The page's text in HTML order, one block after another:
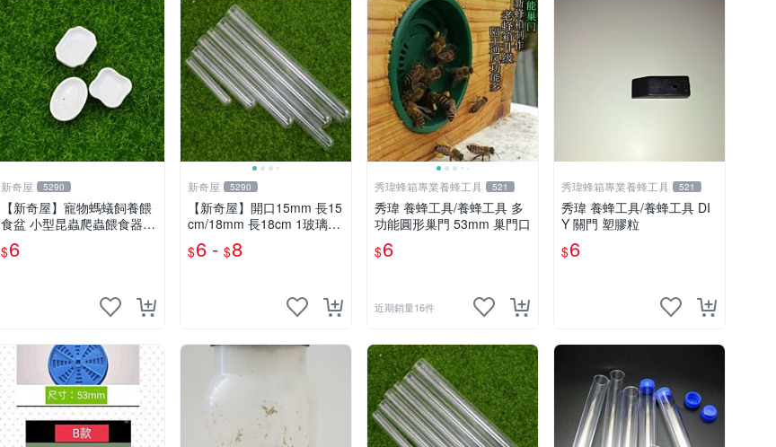
新奇屋 5290
【新奇屋】寵物螞蟻飼養餵
食盆 小型昆蟲爬蟲餵食器餵
水器(1個6元)
$6
新奇屋 5290
【新奇屋】開口15mm 長15
cm/18mm 長18cm 1玻璃試
管 試管巢 螞蟻繁殖保濕 寵
物螞蟻飼養繁殖
$6 - $8
秀瑋蜂箱專業養蜂工具 521
秀瑋 養蜂工具/養蜂工具 多
功能圓形巢門 53mm 巢門口
$6
近期銷量16件
秀瑋蜂箱專業養蜂工具 521
秀瑋 養蜂工具/養蜂工具 DI
Y 關門 塑膠粒
$6